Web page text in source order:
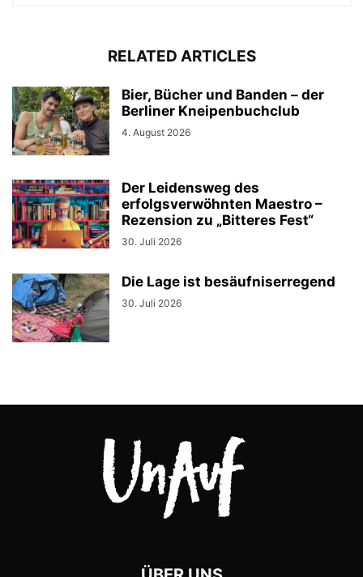
RELATED ARTICLES
Bier, Bücher und Banden – der
Berliner Kneipenbuchclub
4. August 2026
Der Leidensweg des
erfolgsverwöhnten Maestro –
Rezension zu „Bitteres Fest“
30. Juli 2026
Die Lage ist besäufniserregend
30. Juli 2026